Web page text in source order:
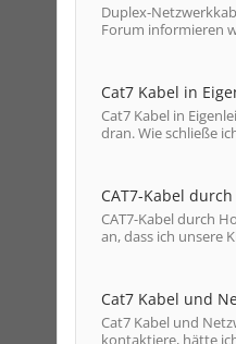
Duplex-
Forum informieren
Cat7 Kabel in
Cat7 Kabel in
dran. Wie schließe
CAT7-Kabel
CAT7-Kabel durch
an, dass ich unsere
Cat7 Kabel und
Cat7 Kabel und
kontaktiere, hätte